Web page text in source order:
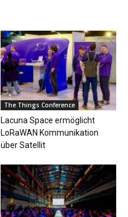
The Things Conference
Lacuna Space ermöglicht
LoRaWAN Kommunikation
über Satellit